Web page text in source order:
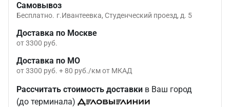
Самовывоз
Бесплатно. г.Ивантеевка, Студенческий проезд, д. 5
Доставка по Москве
от 3300 руб.
Доставка по МО
от 3300 руб. + 80 руб./км от МКАД
Рассчитать стоимость доставки в Ваш город
(до терминала)